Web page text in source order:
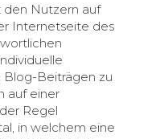
den Nutzern auf
Internetseite des
Beiträgen zu
auf einer
Regel
in welchem eine